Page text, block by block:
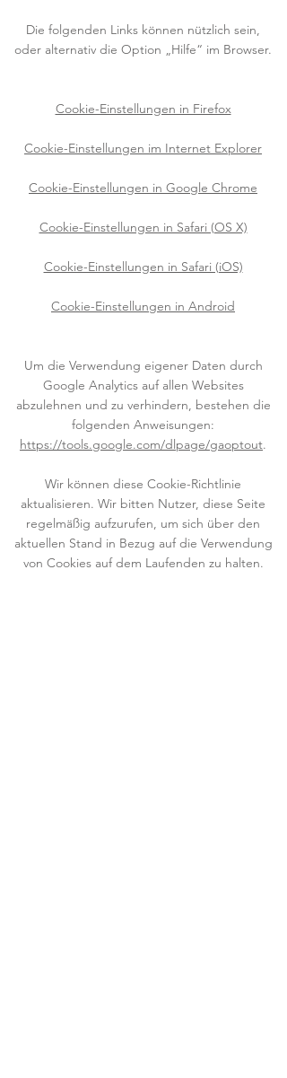
Die folgenden Links können nützlich sein,
oder alternativ die Option „Hilfe“ im Browser.
Cookie-Einstellungen in Firefox
Cookie-Einstellungen im Internet Explorer
Cookie-Einstellungen in Google Chrome
Cookie-Einstellungen in Safari (OS X)
Cookie-Einstellungen in Safari (iOS)
Cookie-Einstellungen in Android
Um die Verwendung eigener Daten durch
Google Analytics auf allen Websites
abzulehnen und zu verhindern, bestehen die
folgenden Anweisungen:
https://tools.google.com/dlpage/gaoptout.
Wir können diese Cookie-Richtlinie
aktualisieren. Wir bitten Nutzer, diese Seite
regelmäßig aufzurufen, um sich über den
aktuellen Stand in Bezug auf die Verwendung
von Cookies auf dem Laufenden zu halten.